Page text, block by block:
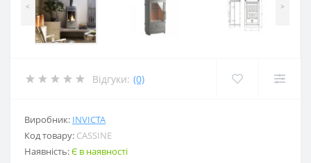
< >
Відгуки: (0)
Виробник: INVICTA
Код товару: CASSINE
Наявність:Є в наявності